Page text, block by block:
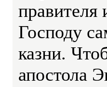
правителя
Господу
казни.
апостола